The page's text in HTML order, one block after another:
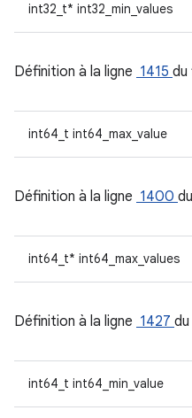
int32_t* int32_min_values
Définition à la ligne 1415 du
int64_t int64_max_value
Définition à la ligne 1400
int64_t* int64_max_values
Définition à la ligne 1427
int64_t int64_min_value